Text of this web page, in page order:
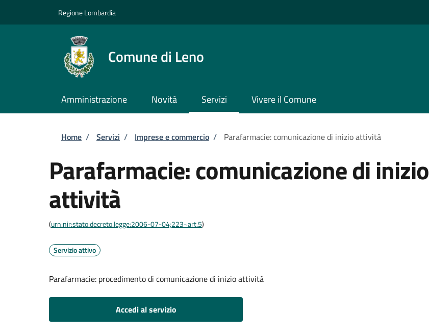
Regione Lombardia
Comune di Leno
Amministrazione Novità Servizi Vivere il Comune
Briciole di pane
Home / Servizi / Imprese e commercio / Parafarmacie: comunicazione di inizio attività
Parafarmacie: comunicazione di inizio
attività
(urn:nir:stato:decreto.legge:2006-07-04;223~art.5)
Servizio attivo
Parafarmacie: procedimento di comunicazione di inizio attività
Accedi al servizio